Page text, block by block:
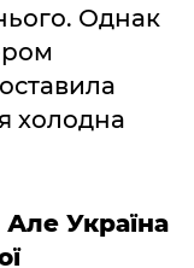
Однак
холодна
Україна